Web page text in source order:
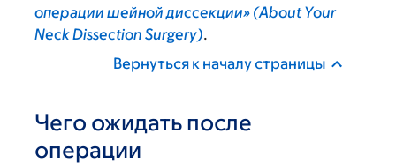
операции шейной диссекции» (About Your
Neck Dissection Surgery).
Вернуться к началу страницы
Чего ожидать после
операции